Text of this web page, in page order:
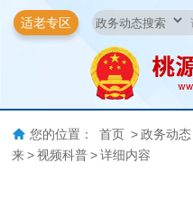
适老专区
您的位置： 首页 > 政务动态
来 > 视频科普 > 详细内容